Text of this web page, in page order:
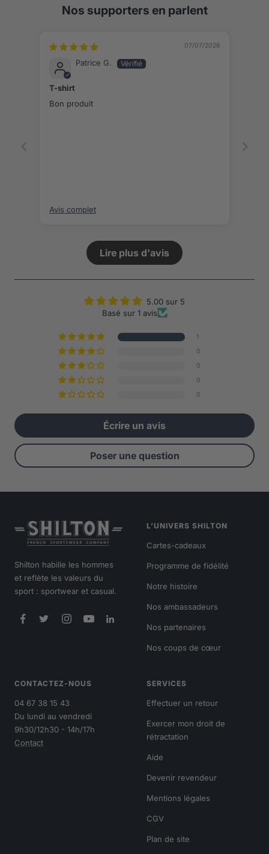
Nos supporters en parlent
07/07/2026
Patrice G.
T-shirt
Bon produit
Avis complet
Lire plus d'avis
5.00 sur 5
Basé sur 1 avis
1
0
0
0
0
Écrire un avis
Poser une question
Shilton habille les hommes
et reflète les valeurs du
sport : sportwear et casual.
L’UNIVERS SHILTON
Cartes-cadeaux
Programme de fidélité
Notre histoire
Nos ambassadeurs
Nos partenaires
Nos coups de cœur
CONTACTEZ-NOUS
04 67 38 15 43
Du lundi au vendredi
9h30/12h30 - 14h/17h
Contact
SERVICES
Effectuer un retour
Exercer mon droit de
rétractation
Aide
Devenir revendeur
Mentions légales
CGV
Plan de site